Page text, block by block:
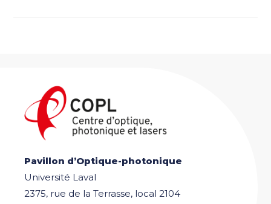
Pavillon d’Optique-photonique
Université Laval
2375, rue de la Terrasse, local 2104